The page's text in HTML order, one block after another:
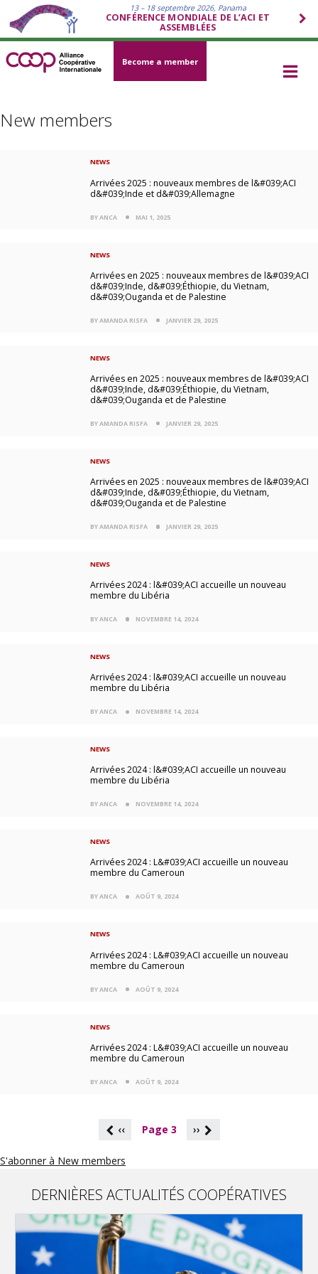
13 – 18 septembre 2026, Panama
CONFÉRENCE MONDIALE DE L’ACI ET
ASSEMBLÉES
Become a member
New members
NEWS
Arrivées 2025 : nouveaux membres de l&#039;ACI
d&#039;Inde et d&#039;Allemagne
BY ANCA MAI 1, 2025
NEWS
Arrivées en 2025 : nouveaux membres de l&#039;ACI
d&#039;Inde, d&#039;Éthiopie, du Vietnam,
d&#039;Ouganda et de Palestine
BY AMANDA RISFA JANVIER 29, 2025
NEWS
Arrivées en 2025 : nouveaux membres de l&#039;ACI
d&#039;Inde, d&#039;Éthiopie, du Vietnam,
d&#039;Ouganda et de Palestine
BY AMANDA RISFA JANVIER 29, 2025
NEWS
Arrivées en 2025 : nouveaux membres de l&#039;ACI
d&#039;Inde, d&#039;Éthiopie, du Vietnam,
d&#039;Ouganda et de Palestine
BY AMANDA RISFA JANVIER 29, 2025
NEWS
Arrivées 2024 : l&#039;ACI accueille un nouveau
membre du Libéria
BY ANCA NOVEMBRE 14, 2024
NEWS
Arrivées 2024 : l&#039;ACI accueille un nouveau
membre du Libéria
BY ANCA NOVEMBRE 14, 2024
NEWS
Arrivées 2024 : l&#039;ACI accueille un nouveau
membre du Libéria
BY ANCA NOVEMBRE 14, 2024
NEWS
Arrivées 2024 : L&#039;ACI accueille un nouveau
membre du Cameroun
BY ANCA AOÛT 9, 2024
NEWS
Arrivées 2024 : L&#039;ACI accueille un nouveau
membre du Cameroun
BY ANCA AOÛT 9, 2024
NEWS
Arrivées 2024 : L&#039;ACI accueille un nouveau
membre du Cameroun
BY ANCA AOÛT 9, 2024
i
‹‹ Page 3 ››
S'abonner à New members
DERNIÈRES ACTUALITÉS COOPÉRATIVES